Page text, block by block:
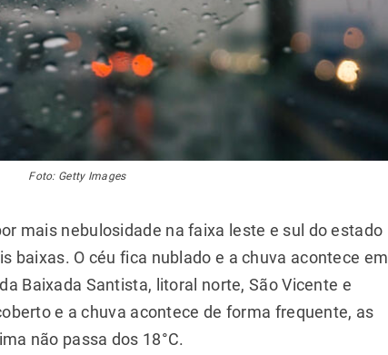
Foto: Getty Images
mais nebulosidade na faixa leste e sul do estado
baixas. O céu fica nublado e a chuva acontece em
Baixada Santista, litoral norte, São Vicente e
e a chuva acontece de forma frequente, as
não passa dos 18°C.